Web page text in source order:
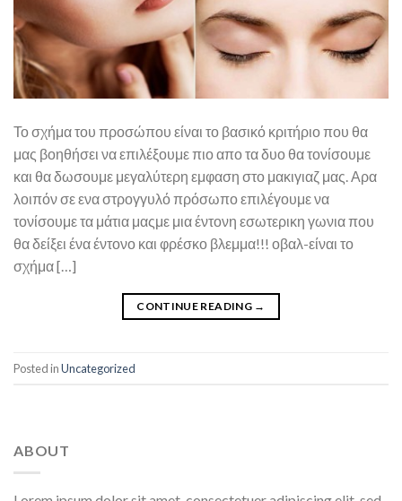
Το σχήμα του προσώπου είναι το βασικό κριτήριο που θα
μας βοηθήσει να επιλέξουμε πιο απο τα δυο θα τονίσουμε
και θα δωσουμε μεγαλύτερη εμφαση στο μακιγιαζ μας. Αρα
λοιπόν σε ενα στρογγυλό πρόσωπο επιλέγουμε να
τονίσουμε τα μάτια μαςμε μια έντονη εσωτερικη γωνια που
θα δείξει ένα έντονο και φρέσκο βλεμμα!!! οβαλ-είναι το
σχήμα […]
CONTINUE READING →
Posted inUncategorized
ABOUT